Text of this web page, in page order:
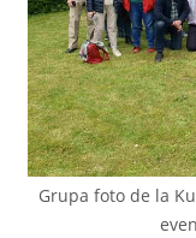
Grupa foto de la